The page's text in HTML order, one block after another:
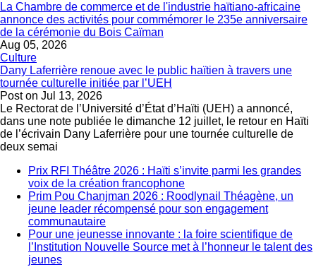
La Chambre de commerce et de l'industrie haïtiano-africaine
annonce des activités pour commémorer le 235e anniversaire
de la cérémonie du Bois Caïman
Aug 05, 2026
Culture
Dany Laferrière renoue avec le public haïtien à travers une
tournée culturelle initiée par l’UEH
Post on Jul 13, 2026
Le Rectorat de l’Université d’État d’Haïti (UEH) a annoncé,
dans une note publiée le dimanche 12 juillet, le retour en Haïti
de l’écrivain Dany Laferrière pour une tournée culturelle de
deux semai
Prix RFI Théâtre 2026 : Haïti s’invite parmi les grandes
voix de la création francophone
Prim Pou Chanjman 2026 : Roodlynail Théagène, un
jeune leader récompensé pour son engagement
communautaire
Pour une jeunesse innovante : la foire scientifique de
l’Institution Nouvelle Source met à l’honneur le talent des
jeunes